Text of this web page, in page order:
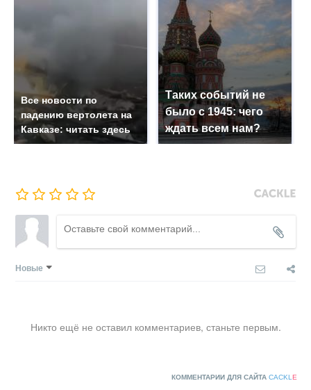
Все новости по
падению вертолета на
Кавказе: читать здесь
Таких событий не
было с 1945: чего
ждать всем нам?
Новые
Никто ещё не оставил комментариев, станьте первым.
КОММЕНТАРИИ ДЛЯ САЙТА CACKL E